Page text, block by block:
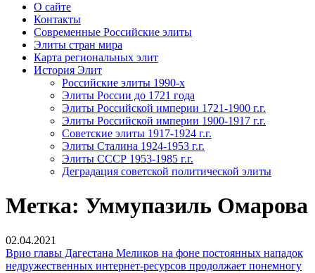
О сайте
Контакты
Современные Российские элиты
Элиты стран мира
Картa региональных элит
История Элит
Российские элиты 1990-х
Элиты России до 1721 года
Элиты Российской империи 1721-1900 г.г.
Элиты Российской империи 1900-1917 г.г.
Советские элиты 1917-1924 г.г.
Элиты Сталина 1924-1953 г.г.
Элиты СССР 1953-1985 г.г.
Деградация советской политической элиты
Метка: Уммупазиль Омарова
02.04.2021
Врио главы Дагестана Меликов на фоне постоянных нападок
недружественных интернет-ресурсов продолжает понемногу